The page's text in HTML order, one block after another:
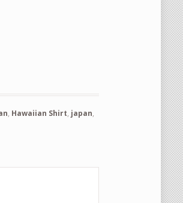
, Hawaiian Shirt, japan,